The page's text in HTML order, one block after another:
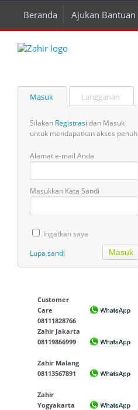
Beranda Ajukan Bantuan
Masuk Langganan
Silakan Registrasi dan Masuk
untuk mendapatkan akses penuh
Alamat e-mail Anda
Masukkan Kata Sandi
Ingatkan saya
Lupa sandi
Customer
Care
08111828766
Zahir Jakarta
08119866999
Zahir Malang
08113567891
Zahir
Yogyakarta